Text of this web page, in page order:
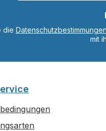
die Datenschutzbestimmungen
mit